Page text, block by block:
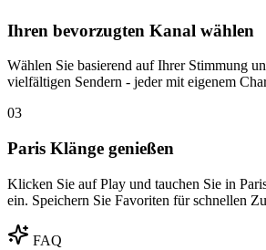
Ihren bevorzugten Kanal wählen
Wählen Sie basierend auf Ihrer Stimmung
vielfältigen Sendern - jeder mit eigenem
03
Paris Klänge genießen
Klicken Sie auf Play und tauchen Sie in
ein. Speichern Sie Favoriten für schnellen
FAQ